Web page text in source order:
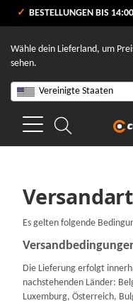
VERSANDKOSTENFREI
BESTELLUNGEN BIS 14:00
Wähle dein Lieferland, um
sehen.
Vereinigte Staaten
Es gelten folgende
Die Lieferung erfolgt
nachstehenden Länder:
Luxemburg, Österreich,